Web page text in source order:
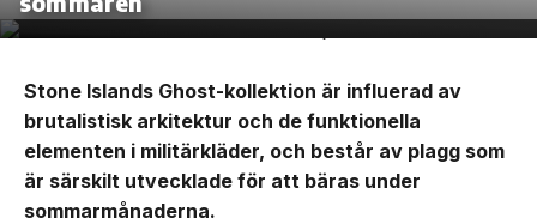
Stone Islands Ghost-kollektion är influerad av
brutalistisk arkitektur och de funktionella
elementen i militärkläder, och består av plagg som
är särskilt utvecklade för att bäras under
sommarmånaderna.